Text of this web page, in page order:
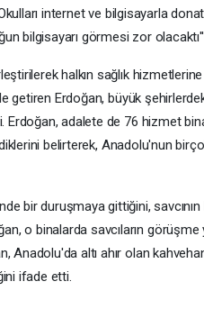
internet ve bilgisayarla
bilgisayarı görmesi zor
halkın sağlık hizmetlerine
getiren Erdoğan, büyük
adalete de 76 hizmet
belirterek, Anadolu'nun
bir duruşmaya gittiğini, savcının
o binalarda savcıların görüşme
Anadolu'da altı ahır olan
ifade etti.